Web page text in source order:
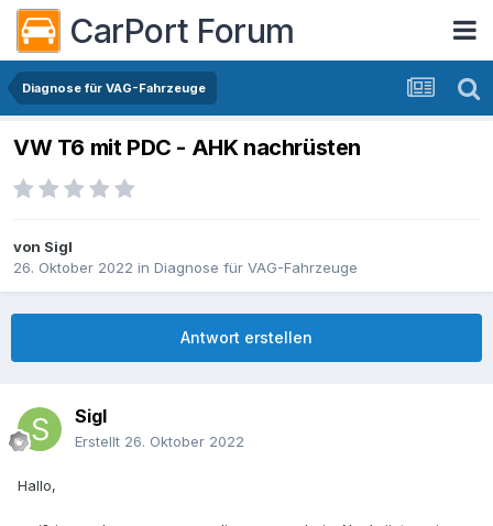
CarPort Forum
Diagnose für VAG-Fahrzeuge
VW T6 mit PDC - AHK nachrüsten
von Sigl
26. Oktober 2022 in Diagnose für VAG-Fahrzeuge
Antwort erstellen
Sigl
Erstellt 26. Oktober 2022
Hallo,